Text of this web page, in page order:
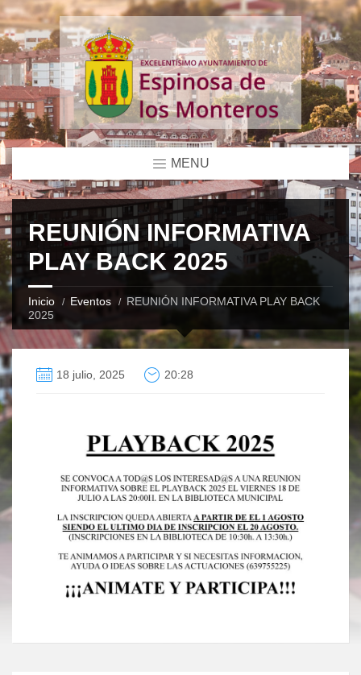
MENU
REUNIÓN INFORMATIVA
PLAY BACK 2025
Inicio Eventos
REUNIÓN INFORMATIVA PLAY BACK
2025
18 julio, 2025 20:28